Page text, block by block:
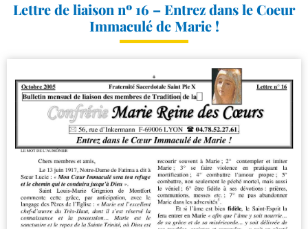
Lettre de liaison nº 16 – Entrez dans le Coeur
Immaculé de Marie !